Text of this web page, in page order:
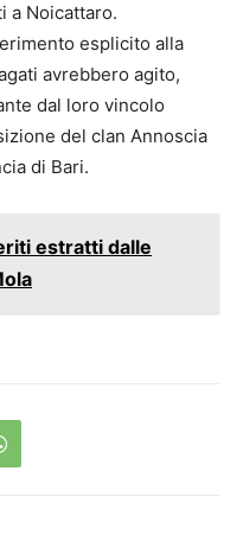
a Noicattaro.
esplicito alla
avrebbero agito,
dal loro vincolo
del clan Annoscia
di Bari.
estratti dalle